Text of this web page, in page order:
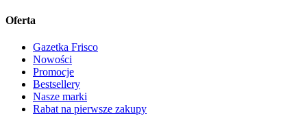
Oferta
Gazetka Frisco
Nowości
Promocje
Bestsellery
Nasze marki
Rabat na pierwsze zakupy